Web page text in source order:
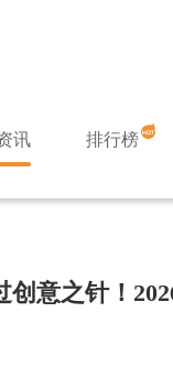
讯 排行榜
意之针！